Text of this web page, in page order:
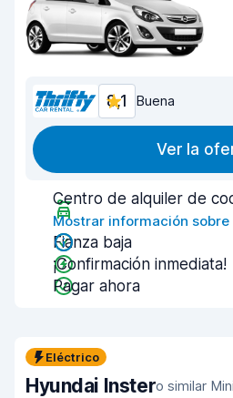
8,1 Buena
Ver la
Centro de alquiler de
Mostrar información
Fianza baja
¡Confirmación inmediata!
Pagar ahora
Eléctrico
Hyundai Instero similar Mini